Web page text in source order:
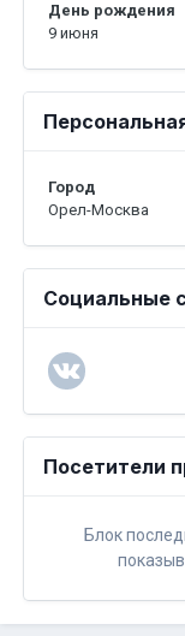
День рождения
9 июня
Город
Орел-Москва
Социальные
Посетители
Блок